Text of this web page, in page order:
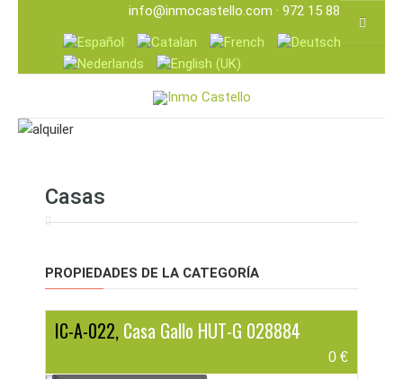
info@inmocastello.com · 972 15 88 25
Casas
PROPIEDADES DE LA CATEGORÍA
IC-A-022, Casa Gallo HUT-G 028884
0 €